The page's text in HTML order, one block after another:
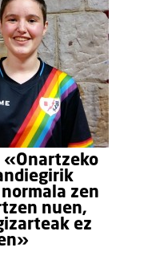
«Onartzeko
zen
nuen,
ez